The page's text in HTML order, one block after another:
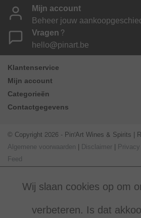
Mijn account
Beheer jouw
Vragen?
hello@pinart.be
Klantenservice
Mijn account
Categorieën
Contactgegevens
© Copyright 2026 - Pin'Art Wines & Spirits |
Algemene voorwaarden | Disclaimer |
Feed
Wij slaan cookies op om
verbeteren. Is dat